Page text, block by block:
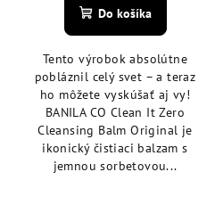
produktu
z
5
hviezdičiek.
Do košíka
Tento výrobok absolútne
pobláznil celý svet – a teraz
ho môžete vyskúšať aj vy!
BANILA CO Clean It Zero
Cleansing Balm Original je
ikonický čistiaci balzam s
jemnou sorbetovou...